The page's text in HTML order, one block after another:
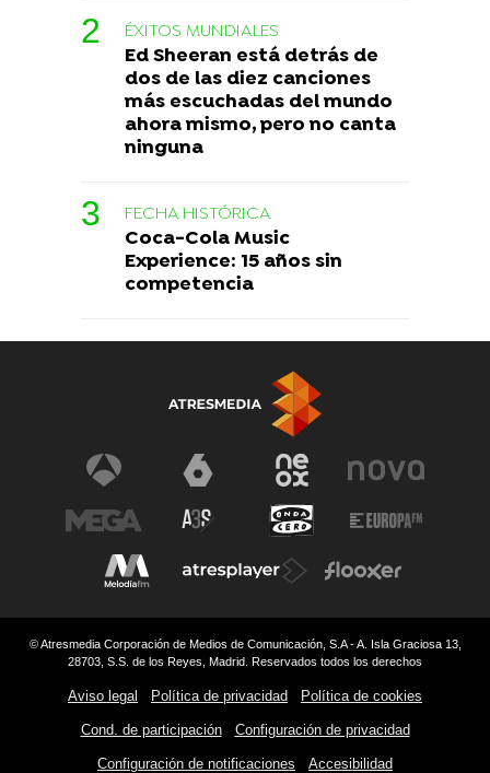
ÉXITOS MUNDIALES
Ed Sheeran está detrás de
dos de las diez canciones
más escuchadas del mundo
ahora mismo, pero no canta
ninguna
FECHA HISTÓRICA
Coca-Cola Music
Experience: 15 años sin
competencia
© Atresmedia Corporación de Medios de Comunicación, S.A - A. Isla Graciosa 13,
28703, S.S. de los Reyes, Madrid. Reservados todos los derechos
Aviso legal Política de privacidad Política de cookies
Cond. de participación Configuración de privacidad
Configuración de notificaciones Accesibilidad